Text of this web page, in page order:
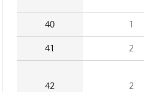
40 1
41 2
42 2